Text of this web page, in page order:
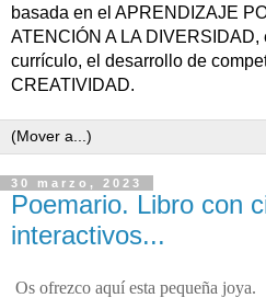
basada en el APRENDIZAJE
ATENCIÓN A LA DIVERSIDAD,
currículo, el desarrollo de
CREATIVIDAD.
30 marzo, 2023
Poemario. Libro con
interactivos...
Os ofrezco aquí esta pequeña joya.